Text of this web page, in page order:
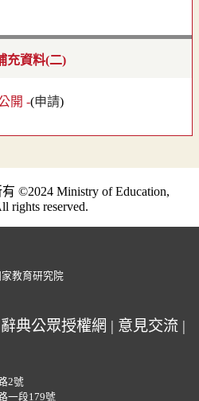
充資料(二)
開 -(申請)
©2024 Ministry of Education,
rights reserved.
辭典公眾授權網 | 意見交流 |
2號
一段179號